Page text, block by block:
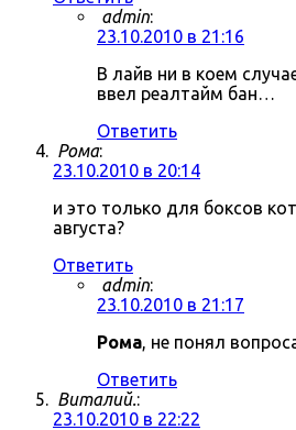
admin:
23.10.2010 в 21:16
В лайв ни в коем
ввел реалтайм бан…
Ответить
Рома:
23.10.2010 в 20:14
и это только для боксов
августа?
Ответить
admin:
23.10.2010 в 21:17
Рома, не понял
Ответить
Виталий.:
23.10.2010 в 22:22